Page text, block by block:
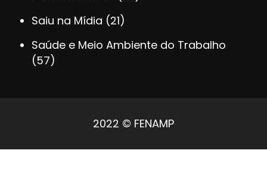
Saiu na Mídia (21)
Saúde e Meio Ambiente do Trabalho
(57)
2022 © FENAMP